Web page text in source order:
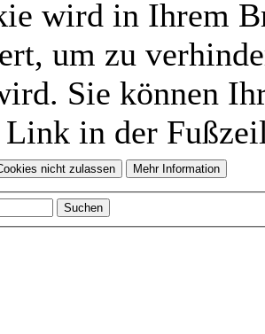
wird in Ihrem
um zu
Sie können
Link in der